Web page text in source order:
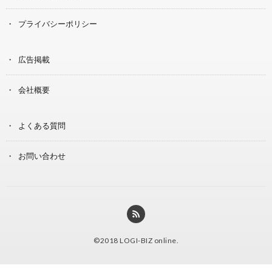
プライバシーポリシー
広告掲載
会社概要
よくある質問
お問い合わせ
©2018 LOGI-BIZ online.